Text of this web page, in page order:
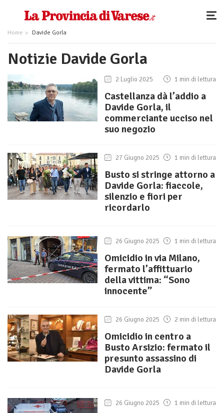
Home Davide Gorla
Notizie Davide Gorla
2 Luglio 2025 1 min di lettura
Castellanza dà l’addio a
Davide Gorla, il
commerciante ucciso nel
suo negozio
27 Giugno 2025 1 min di lettura
Busto si stringe attorno a
Davide Gorla: fiaccole,
silenzio e fiori per
ricordarlo
26 Giugno 2025 1 min di lettura
Omicidio in via Milano,
fermato l’affittuario
della vittima: “Sono
innocente”
26 Giugno 2025 2 min di lettura
Omicidio in centro a
Busto Arsizio: fermato il
presunto assassino di
Davide Gorla
26 Giugno 2025 1 min di lettura